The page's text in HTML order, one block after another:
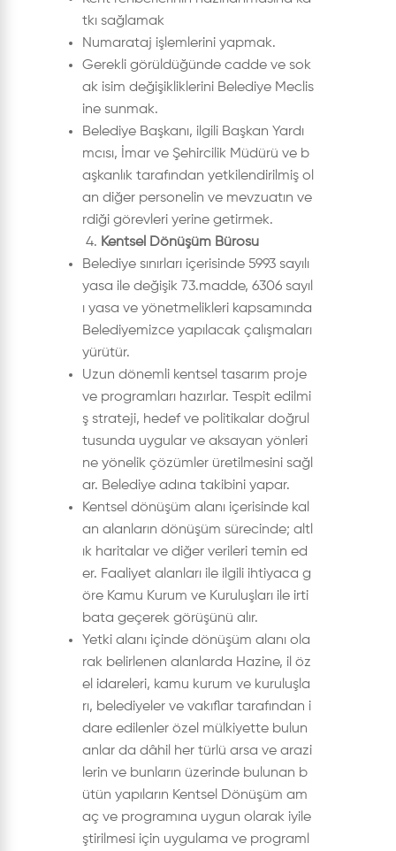
tkı sağlamak
Numarataj işlemlerini yapmak.
Gerekli görüldüğünde cadde ve sok
ak isim değişikliklerini Belediye Meclis
ine sunmak.
Belediye Başkanı, ilgili Başkan Yardı
mcısı, İmar ve Şehircilik Müdürü ve b
aşkanlık tarafından yetkilendirilmiş ol
an diğer personelin ve mevzuatın ve
rdiği görevleri yerine getirmek.
4. Kentsel Dönüşüm Bürosu
Belediye sınırları içerisinde 5993 sayılı
yasa ile değişik 73.madde, 6306 sayıl
ı yasa ve yönetmelikleri kapsamında
Belediyemizce yapılacak çalışmaları
yürütür.
Uzun dönemli kentsel tasarım proje
ve programları hazırlar. Tespit edilmi
ş strateji, hedef ve politikalar doğrul
tusunda uygular ve aksayan yönleri
ne yönelik çözümler üretilmesini sağl
ar. Belediye adına takibini yapar.
Kentsel dönüşüm alanı içerisinde kal
an alanların dönüşüm sürecinde; altl
ık haritalar ve diğer verileri temin ed
er. Faaliyet alanları ile ilgili ihtiyaca g
öre Kamu Kurum ve Kuruluşları ile irti
bata geçerek görüşünü alır.
Yetki alanı içinde dönüşüm alanı ola
rak belirlenen alanlarda Hazine, il öz
el idareleri, kamu kurum ve kuruluşla
rı, belediyeler ve vakıflar tarafından i
dare edilenler özel mülkiyette bulun
anlar da dâhil her türlü arsa ve arazi
lerin ve bunların üzerinde bulunan b
ütün yapıların Kentsel Dönüşüm am
aç ve programına uygun olarak iyile
ştirilmesi için uygulama ve programl